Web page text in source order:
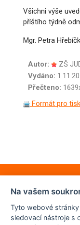
Všichni výše
příštího týdně
Mgr. Petra
Autor:
ZŠ
Vydáno:
Přečteno:
Formát pro tisk
Na vašem
Tyto webové
sledovací nástroje s